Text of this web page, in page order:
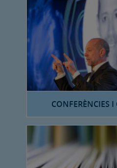
CONFERÈNCIES I